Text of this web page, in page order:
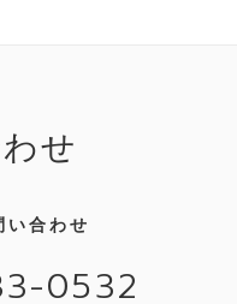
せ
い合わせ
0532